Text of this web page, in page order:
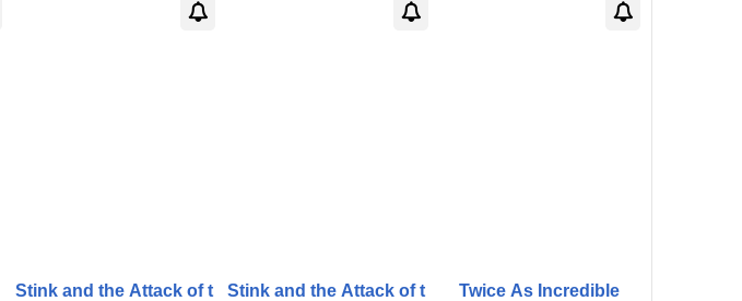
Stink and the Attack of t
Stink and the Attack of t
Twice As Incredible